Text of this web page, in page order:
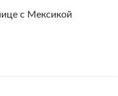
с Мексикой